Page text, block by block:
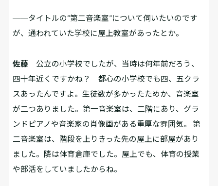
──タイトルの“第二音楽室”について伺いたいのです
が、通われていた学校に屋上教室があったとか。
佐藤 公立の小学校でしたが、当時は――何年前だろう、
四十年近くですかね？ ――都心の小学校でも四、五クラ
スあったんですよ。生徒数が多かったためか、音楽室
が二つありました。第一音楽室は、二階にあり、グラ
ンドピアノや音楽家の肖像画がある重厚な雰囲気。 第
二音楽室は、階段を上りきった先の屋上に部屋があり
ました。隣は体育倉庫でした。屋上でも、体育の授業
や部活をしていましたからね。